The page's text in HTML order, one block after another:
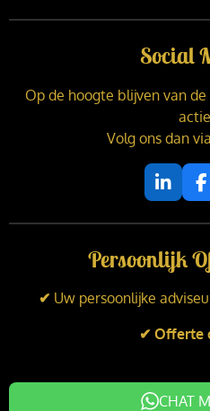
Social
Op de hoogte blijven van
Volg ons dan
L
i
n
e
d
I
n
F
a
c
b
o
o
k
Persoonlijk
✔ Uw persoonlijke
✔ Offerte
CHAT